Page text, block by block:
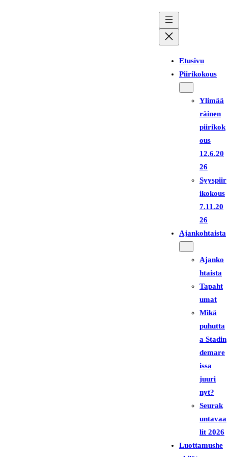
Etusivu
Piirikokous
Ylimää
räinen
piirikok
ous
12.6.20
26
Syyspiir
ikokous
7.11.20
26
Ajankohtaista
Ajanko
htaista
Tapaht
umat
Mikä
puhutta
a Stadin
demare
issa
juuri
nyt?
Seurak
untavaa
lit 2026
Luottamushe